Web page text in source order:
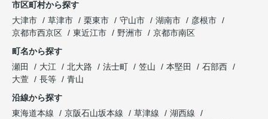
市区町村から探す
大津市
草津市 栗東市 守山市 湖南市
彦根市
京都市西京区
東近江市 野洲市
京都市南区
町名から探す
瀬田
大江 北大路 法士町 笠山 本堅田
石部西
大萱
長等
青山
沿線から探す
東海道本線
京阪石山坂本線 草津線
湖西線